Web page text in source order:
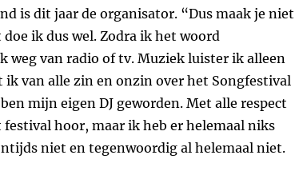
is dit jaar de organisator. “Dus maak je niet
ik dus wel. Zodra ik het woord
weg van radio of tv. Muziek luister ik alleen
ik van alle zin en onzin over het Songfestival
mijn eigen DJ geworden. Met alle respect
hoor, maar ik heb er helemaal niks
niet en tegenwoordig al helemaal niet.